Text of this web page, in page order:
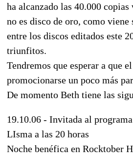
ha alcanzado las 40.000
no es disco de oro, como viene
entre los discos editados este
triunfitos.
Tendremos que esperar a que
promocionarse un poco más
De momento Beth tiene las
19.10.06 - Invitada al
LIsma a las 20 horas
Noche benéfica en Rocktober